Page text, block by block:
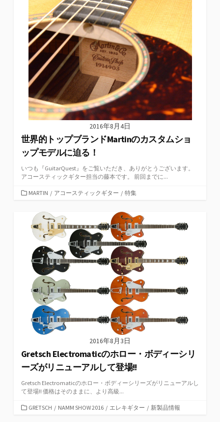
リ
ー
2016年8月4日
世界的トップブランドMartinのカスタムショ
ップモデルに迫る！
いつも『GuitarQuest』をご覧いただき、ありがとうございます。
アコースティックギター担当の藤本です。 前回までに...
カ
ー
MARTIN / アコースティックギター / 特集
2016年8月3日
Gretsch Electromaticのホロー・ボディーシリ
ーズがリニューアルして登場!!
Gretsch Electromaticのホロー・ボディーシリーズがリニューアルし
て登場!! 価格はそのままに、より高級...
カGRETSCH / NAMM SHOW 2016 / エレキギター / 新製品情報